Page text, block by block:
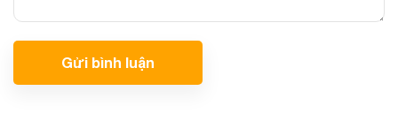
Gửi bình luận